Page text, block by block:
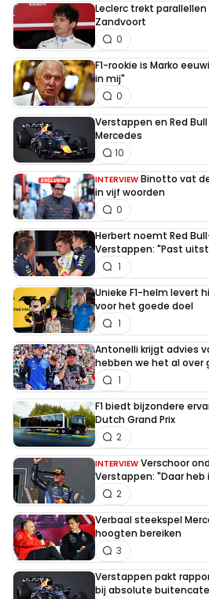
Leclerc trekt
Zandvoort
0
F1-rookie is Marko
in mij"
0
Verstappen en Red
Mercedes
10
INTERVIEW Binotto vat
in vijf woorden
0
Herbert noemt Red
Verstappen: "Past
1
Unieke F1-helm levert
voor het goede doel
1
Antonelli krijgt advies
hebben we het al over
1
F1 biedt bijzondere
Dutch Grand Prix
2
INTERVIEW Verschoor
Verstappen: "Daar
2
Verbaal steekspel
hoogten bereiken
3
Verstappen pakt
bij absolute